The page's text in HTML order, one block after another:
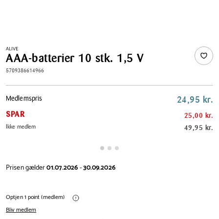
ALIVE
AAA-batterier 10 stk. 1,5 V
5709386614966
Pris
tabel
Medlemspris 24,95 kr.
SPAR 25,00 kr.
Ikke medlem 49,95 kr.
Prisen gælder01.07.2026-30.09.2026
Optjen 1 point (medlem)
Bliv medlem